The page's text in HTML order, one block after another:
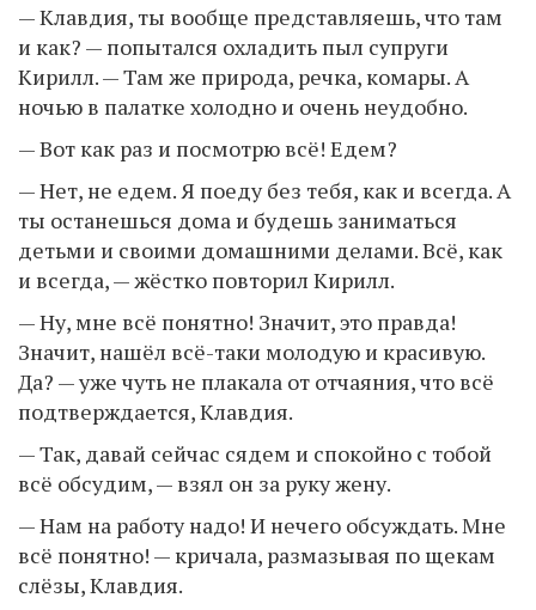
— Клавдия, ты вообще представляешь, что там
и как? — попытался охладить пыл супруги
Кирилл. — Там же природа, речка, комары. А
ночью в палатке холодно и очень неудобно.
— Вот как раз и посмотрю всё! Едем?
— Нет, не едем. Я поеду без тебя, как и всегда. А
ты останешься дома и будешь заниматься
детьми и своими домашними делами. Всё, как
и всегда, — жёстко повторил Кирилл.
— Ну, мне всё понятно! Значит, это правда!
Значит, нашёл всё-таки молодую и красивую.
Да? — уже чуть не плакала от отчаяния, что всё
подтверждается, Клавдия.
— Так, давай сейчас сядем и спокойно с тобой
всё обсудим, — взял он за руку жену.
— Нам на работу надо! И нечего обсуждать. Мне
всё понятно! — кричала, размазывая по щекам
слёзы, Клавдия.